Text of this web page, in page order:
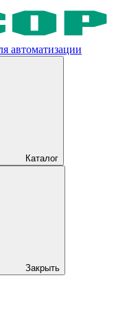
автоматизации
Каталог
Закрыть